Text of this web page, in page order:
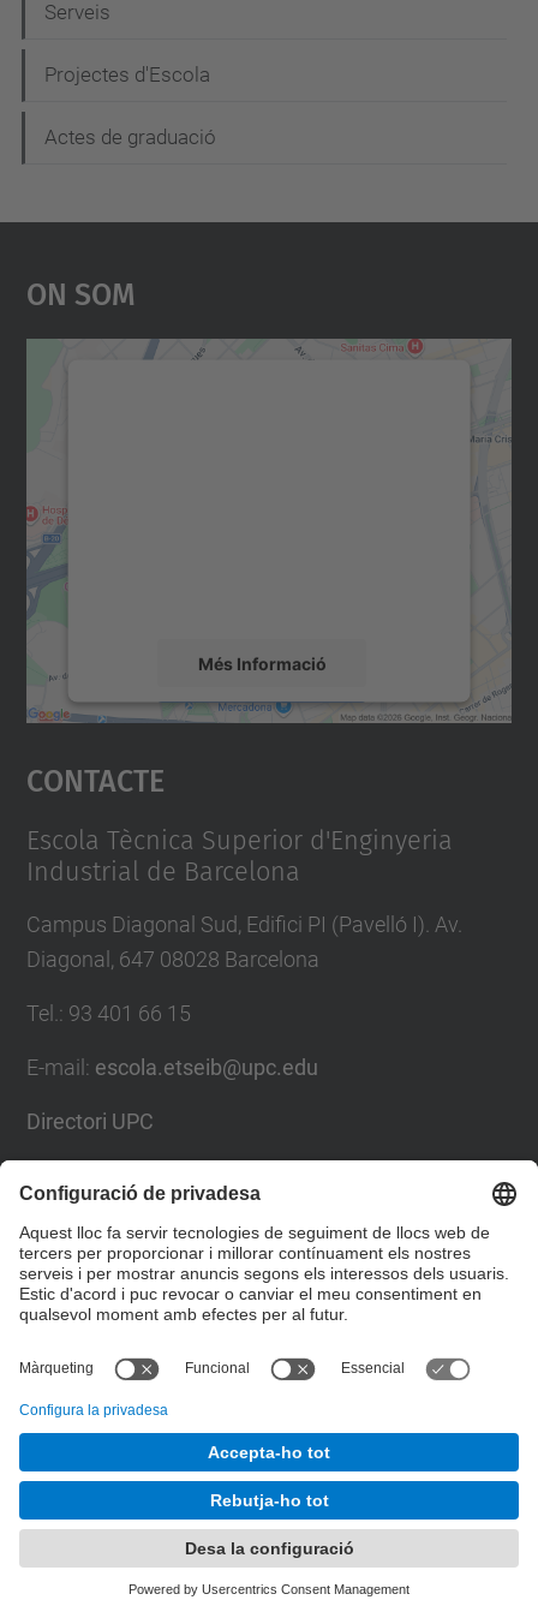
Serveis
Projectes d'Escola
Actes de graduació
On Som
Més Informació
Accepta
powered by
Contacte
Escola Tècnica Superior d'Enginyeria
Industrial de Barcelona
Campus Diagonal Sud, Edifici PI (Pavelló I). Av.
Diagonal, 647 08028 Barcelona
Tel.: 93 401 66 15
E-mail : escola.etseib@upc.edu
Directori UPC
Llista Xarxes Socials
© UPCEscola Tècnica Superior d'Enginyeria Industrial de
Desenvolupat amb